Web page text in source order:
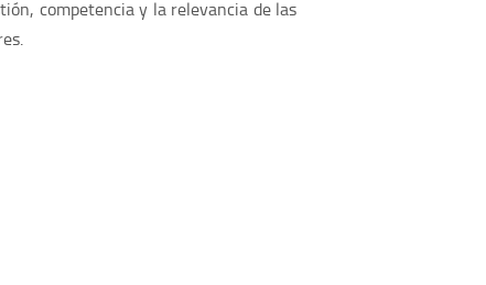
competencia y la relevancia de las